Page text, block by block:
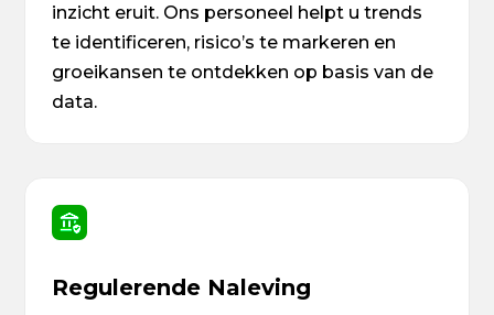
inzicht eruit. Ons personeel helpt u trends
te identificeren, risico’s te markeren en
groeikansen te ontdekken op basis van de
data.
Regulerende Naleving